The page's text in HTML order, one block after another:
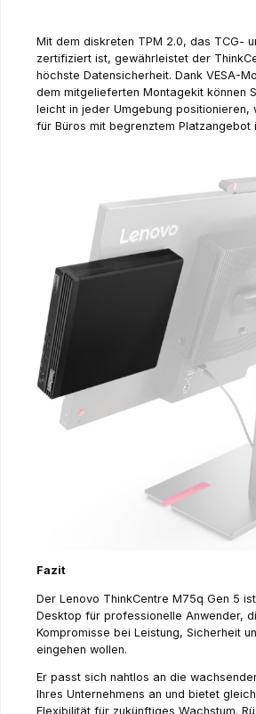
Mit dem diskreten TPM 2.0, das TCG-
zertifiziert ist, gewährleistet der
höchste Datensicherheit. Dank VESA-
dem mitgelieferten Montagekit können
leicht in jeder Umgebung positionieren,
für Büros mit begrenztem Platzangebot
Fazit
Der Lenovo ThinkCentre M75q Gen 5
Desktop für professionelle Anwender,
Kompromisse bei Leistung, Sicherheit
eingehen wollen.
Er passt sich nahtlos an die
Ihres Unternehmens an und bietet
Flexibilität für zukünftiges Wachstum.